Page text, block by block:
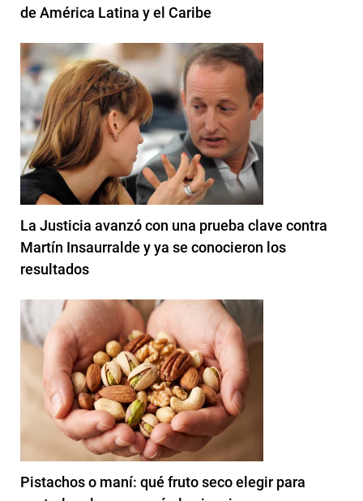
de América Latina y el Caribe
La Justicia avanzó con una prueba clave contra
Martín Insaurralde y ya se conocieron los
resultados
Pistachos o maní: qué fruto seco elegir para